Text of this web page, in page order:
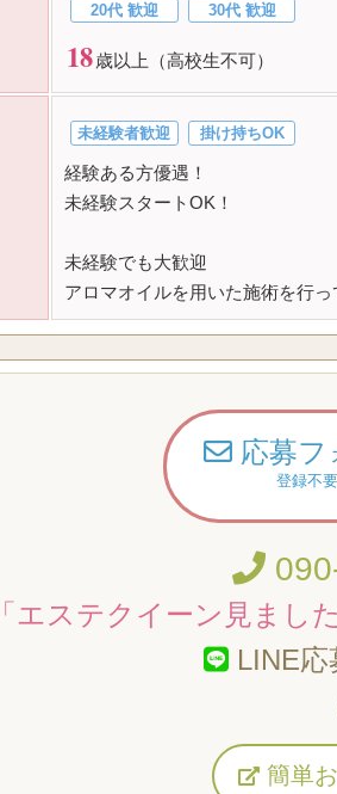
20代 歓迎 30代 歓迎
18歳以上（高校生不可）
未経験者歓迎 掛け持ちOK
経験ある方優遇！
未経験スタートOK！
未経験でも大歓迎
アロマオイルを用いた施術を行っ
応募フ
登録不
「エステクイーン見ました
LINE応
簡単